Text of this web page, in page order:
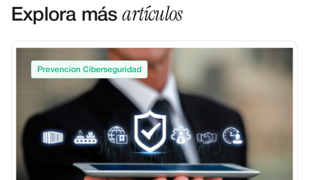
Explora másartículos
Prevencion Ciberseguridad